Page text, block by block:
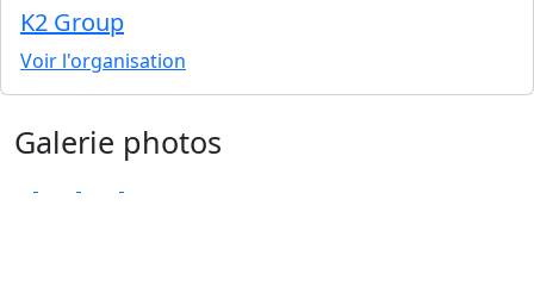
K2 Group
Voir l'organisation
Galerie photos